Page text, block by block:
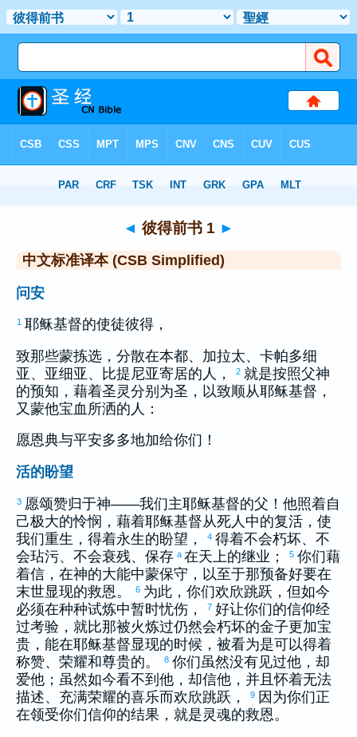
> 彼得前书 1
◄ 彼得前书 1 ►
中文标准译本 (CSB Simplified)
问安
1 耶稣基督的使徒彼得 ，
致那些蒙拣选，分散在本都、 加拉太、 卡帕多细
亚 、 亚细亚 、 比提尼亚寄居的人， 2 就是按照父神
的预知，藉着圣灵分别为圣，以致顺从耶稣基督，
又蒙他宝血所洒的人：
愿恩典与平安多多地加给你们！
活的盼望
3 愿颂赞归于神——我们主耶稣基督的父！他照着自
己极大的怜悯，藉着耶稣基督从死人中的复活，使
我们重生，得着永生的盼望，
4 得着不会朽坏、不
会玷污、不会衰残、保存 a 在天上的继业； 5 你们藉
着信，在神的大能中蒙保守，以至于那预备好要在
末世显现的救恩。
6 为此，你们欢欣跳跃，但如今
必须在种种试炼中暂时忧伤，
7 好让你们的信仰经
过考验，就比那被火炼过仍然会朽坏的金子更加宝
贵，能在耶稣基督显现的时候，被看为是可以得着
称赞、荣耀和尊贵的。
8 你们虽然没有见过他，却
爱他；虽然如今看不到他，却信他，并且怀着无法
描述、充满荣耀的喜乐而欢欣跳跃，
9 因为你们正
在领受你们信仰的结果，就是灵魂的救恩。